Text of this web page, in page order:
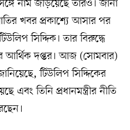
নাম জড়িয়েছে তারও। জানা
খবর প্রকাশ্যে আসার পর
সিদ্দিক। তার বিরুদ্ধে
আর্থিক দপ্তর। আজ (সোমবার)
টিউলিপ সিদ্দিকের
এবং তিনি প্রধানমন্ত্রীর নীতি